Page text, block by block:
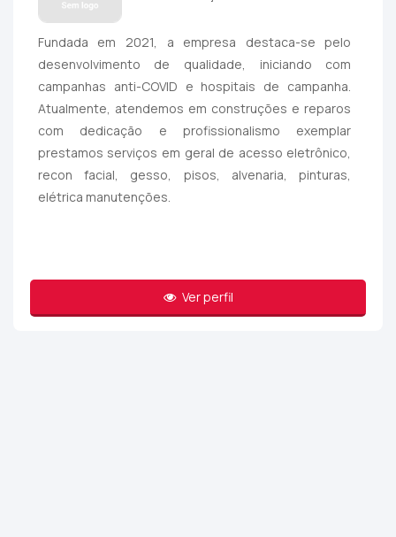
Fundada em 2021, a empresa destaca-se pelo
desenvolvimento de qualidade, iniciando com
campanhas anti-COVID e hospitais de campanha.
Atualmente, atendemos em construções e reparos
com dedicação e profissionalismo exemplar
prestamos serviços em geral de acesso eletrônico,
recon facial, gesso, pisos, alvenaria, pinturas,
elétrica manutenções.
Ver perfil